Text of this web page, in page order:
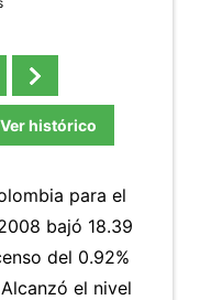
Ver histórico
para el
bajó 18.39
del 0.92%
el nivel